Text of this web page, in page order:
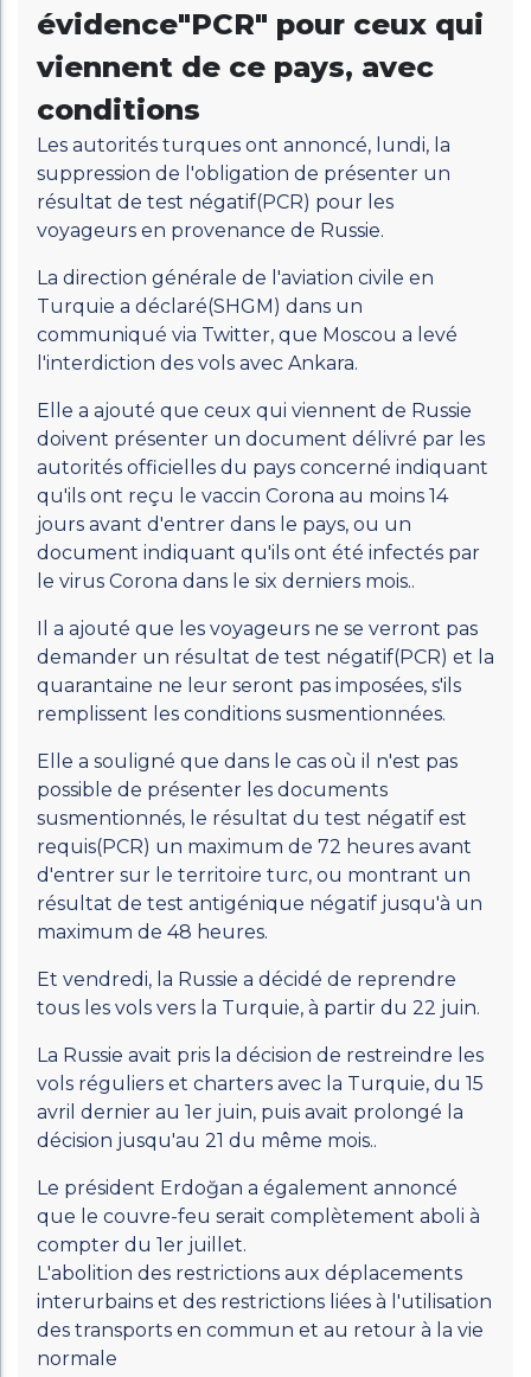
évidence"PCR" pour ceux qui
viennent de ce pays, avec
conditions
Les autorités turques ont annoncé, lundi, la
suppression de l'obligation de présenter un
résultat de test négatif(PCR) pour les
voyageurs en provenance de Russie.
La direction générale de l'aviation civile en
Turquie a déclaré(SHGM) dans un
communiqué via Twitter, que Moscou a levé
l'interdiction des vols avec Ankara.
Elle a ajouté que ceux qui viennent de Russie
doivent présenter un document délivré par les
autorités officielles du pays concerné indiquant
qu'ils ont reçu le vaccin Corona au moins 14
jours avant d'entrer dans le pays, ou un
document indiquant qu'ils ont été infectés par
le virus Corona dans le six derniers mois..
Il a ajouté que les voyageurs ne se verront pas
demander un résultat de test négatif(PCR) et la
quarantaine ne leur seront pas imposées, s'ils
remplissent les conditions susmentionnées.
Elle a souligné que dans le cas où il n'est pas
possible de présenter les documents
susmentionnés, le résultat du test négatif est
requis(PCR) un maximum de 72 heures avant
d'entrer sur le territoire turc, ou montrant un
résultat de test antigénique négatif jusqu'à un
maximum de 48 heures.
Et vendredi, la Russie a décidé de reprendre
tous les vols vers la Turquie, à partir du 22 juin.
La Russie avait pris la décision de restreindre les
vols réguliers et charters avec la Turquie, du 15
avril dernier au 1er juin, puis avait prolongé la
décision jusqu'au 21 du même mois..
Le président Erdoğan a également annoncé
que le couvre-feu serait complètement aboli à
compter du 1er juillet.
‎L'abolition des restrictions aux déplacements
interurbains et des restrictions liées à l'utilisation
des transports en commun et au retour à la vie
normale